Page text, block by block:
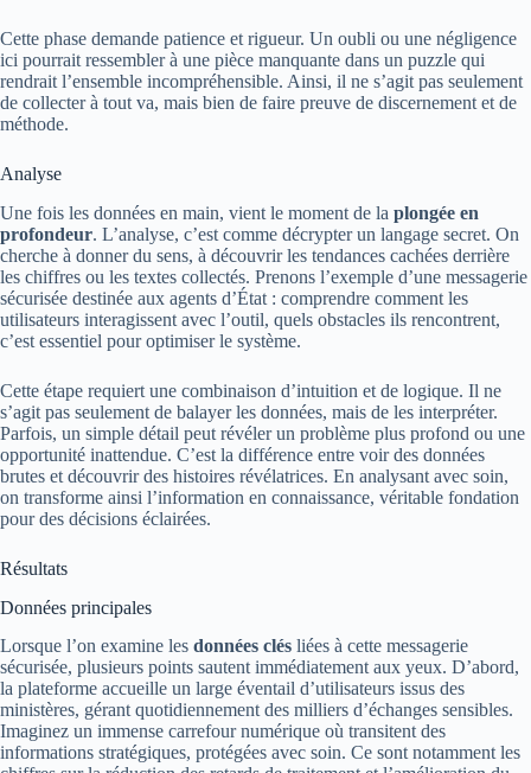
Cette phase demande patience et rigueur. Un oubli ou une négligence
ici pourrait ressembler à une pièce manquante dans un puzzle qui
rendrait l’ensemble incompréhensible. Ainsi, il ne s’agit pas seulement
de collecter à tout va, mais bien de faire preuve de discernement et de
méthode.
Analyse
Une fois les données en main, vient le moment de la plongée en
profondeur. L’analyse, c’est comme décrypter un langage secret. On
cherche à donner du sens, à découvrir les tendances cachées derrière
les chiffres ou les textes collectés. Prenons l’exemple d’une messagerie
sécurisée destinée aux agents d’État : comprendre comment les
utilisateurs interagissent avec l’outil, quels obstacles ils rencontrent,
c’est essentiel pour optimiser le système.
Cette étape requiert une combinaison d’intuition et de logique. Il ne
s’agit pas seulement de balayer les données, mais de les interpréter.
Parfois, un simple détail peut révéler un problème plus profond ou une
opportunité inattendue. C’est la différence entre voir des données
brutes et découvrir des histoires révélatrices. En analysant avec soin,
on transforme ainsi l’information en connaissance, véritable fondation
pour des décisions éclairées.
Résultats
Données principales
Lorsque l’on examine les données clés liées à cette messagerie
sécurisée, plusieurs points sautent immédiatement aux yeux. D’abord,
la plateforme accueille un large éventail d’utilisateurs issus des
ministères, gérant quotidiennement des milliers d’échanges sensibles.
Imaginez un immense carrefour numérique où transitent des
informations stratégiques, protégées avec soin. Ce sont notamment les